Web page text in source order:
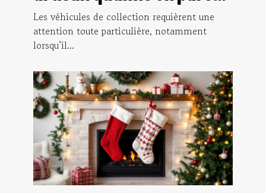
brise pour véhicules de
collection ?
Les véhicules de collection requièrent une
attention toute particulière, notamment
lorsqu’il...